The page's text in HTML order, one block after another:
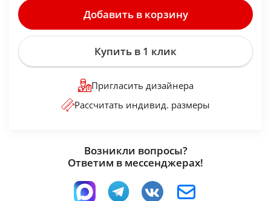
Добавить в корзину
Купить в 1 клик
Пригласить дизайнера
Рассчитать индивид. размеры
Возникли вопросы?
Ответим в мессенджерах!